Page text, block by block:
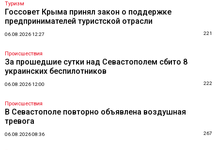
Туризм
Госсовет Крыма принял закон о поддержке
предпринимателей туристской отрасли
06.08.2026 12:27 221
Происшествия
За прошедшие сутки над Севастополем сбито 8
украинских беспилотников
06.08.2026 12:00 222
Происшествия
В Севастополе повторно объявлена воздушная
тревога
06.08.2026 08:36 267